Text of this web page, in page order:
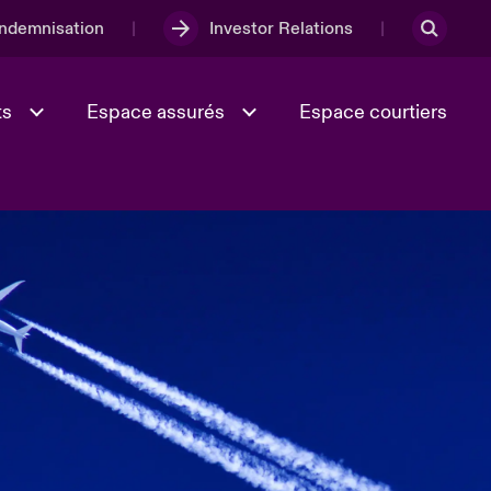
Investor Relations
Les Incidents Cybers qui auraient
pu être évités
Espace assurés Espace courtiers